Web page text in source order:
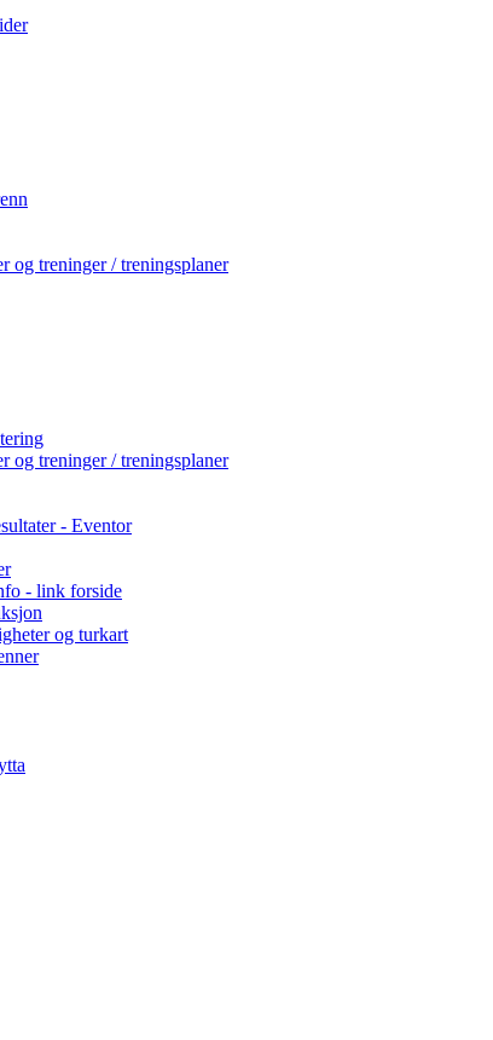
og treninger / treningsplaner
og treninger / treningsplaner
- Eventor
- link forside
og turkart